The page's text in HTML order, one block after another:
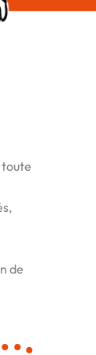
toute
de